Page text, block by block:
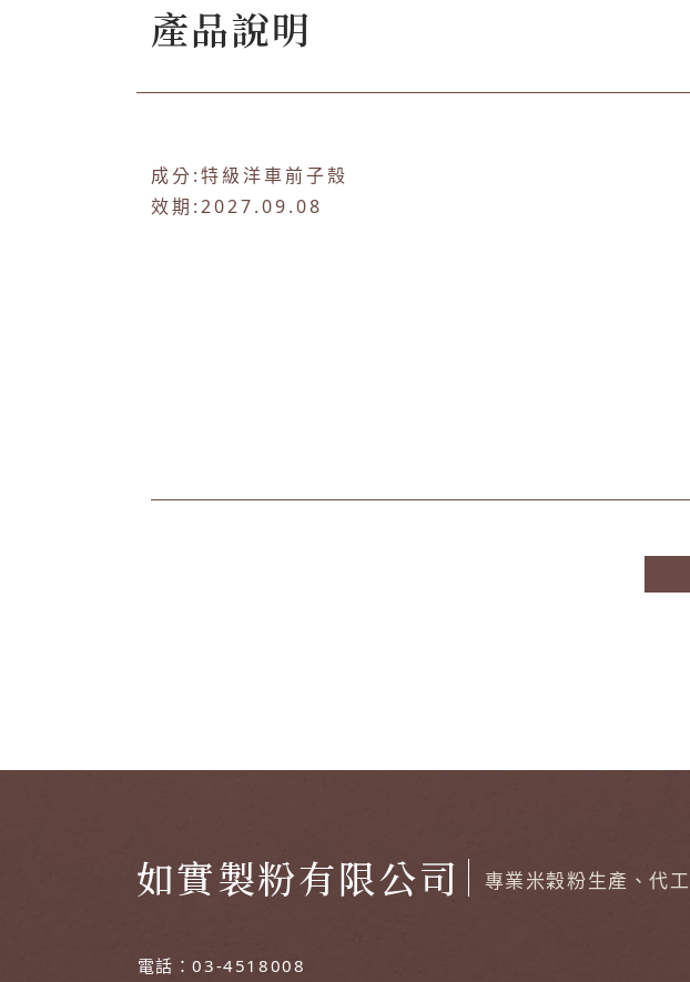
產品說明
成分:特級洋車前子殼
效期:2027.09.08
如實製粉有限公司 專業米穀粉生產、代工
電話：03-4518008